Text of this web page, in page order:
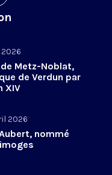
2026
Metz-Noblat,
de Verdun par
XIV
2026
nommé